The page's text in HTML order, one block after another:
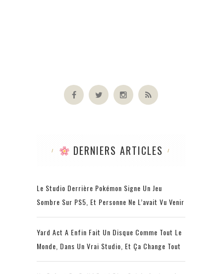
DERNIERS ARTICLES
Le Studio Derrière Pokémon Signe Un Jeu
Sombre Sur PS5, Et Personne Ne L’avait Vu Venir
Yard Act A Enfin Fait Un Disque Comme Tout Le
Monde, Dans Un Vrai Studio, Et Ça Change Tout